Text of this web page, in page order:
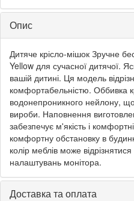
Опис
Дитяче крісло-мішок Зручне
Yellow для сучасної дитячої.
вашій дитині. Ця модель
комфортабельністю. Оббивка
водонепроникного нейлону,
вироби. Наповнення
забезпечує м'якість і
комфортну обстановку в
колір меблів може
налаштувань монітора.
Доставка та оплата